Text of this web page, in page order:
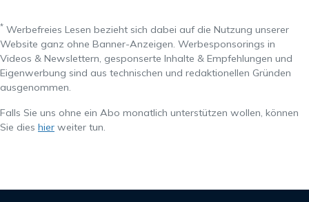
* Werbefreies Lesen bezieht sich dabei auf die Nutzung unserer
Website ganz ohne Banner-Anzeigen. Werbesponsorings in
Videos & Newslettern, gesponserte Inhalte & Empfehlungen und
Eigenwerbung sind aus technischen und redaktionellen Gründen
ausgenommen.
Falls Sie uns ohne ein Abo monatlich unterstützen wollen, können
Sie dies hier weiter tun.